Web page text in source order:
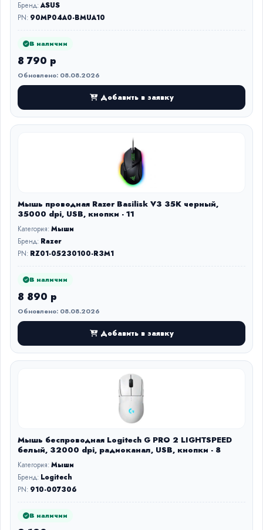
Бренд:ASUS
PN: 90MP04A0-BMUA10
В наличии
8 790 р
Обновлено: 08.08.2026
Добавить в заявку
Мышь проводная Razer Basilisk V3 35K черный,
35000 dpi, USB, кнопки - 11
Категория:Мыши
Бренд: Razer
PN: RZ01-05230100-R3M1
В наличии
8 890 р
Обновлено: 08.08.2026
Добавить в заявку
Мышь беспроводная Logitech G PRO 2 LIGHTSPEED
белый, 32000 dpi, радиоканал, USB, кнопки - 8
Категория:Мыши
Бренд: Logitech
PN: 910-007306
В наличии